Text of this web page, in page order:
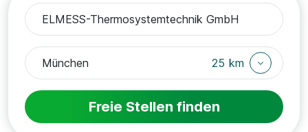
25 km
Freie Stellen finden